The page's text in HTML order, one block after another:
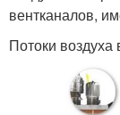
вентканалов,
Потоки